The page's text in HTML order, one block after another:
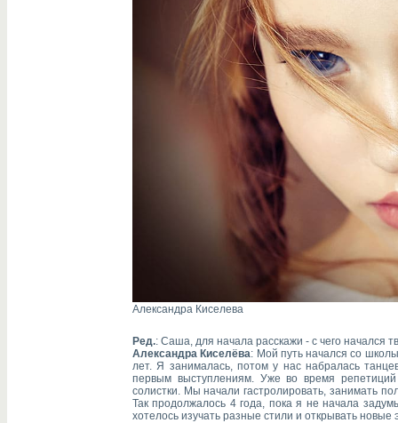
Александра Киселева
Ред.: Саша, для начала расскажи - с чего начался
Александра Киселёва: Мой путь начался со
лет. Я занималась, потом у нас набралась
первым выступлениям. Уже во время
солистки. Мы начали гастролировать, занимать
Так продолжалось 4 года, пока я не начала
хотелось изучать разные стили и открывать новые